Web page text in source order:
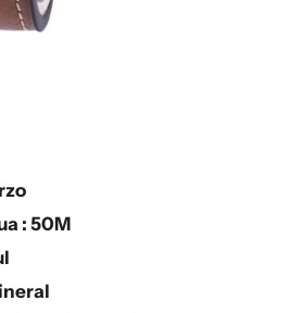
: 50M